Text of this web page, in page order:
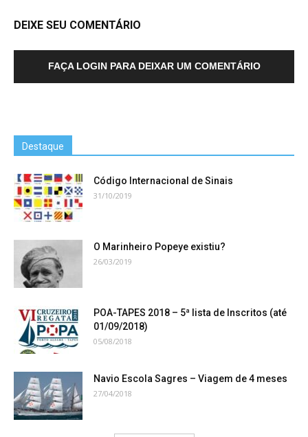
DEIXE SEU COMENTÁRIO
FAÇA LOGIN PARA DEIXAR UM COMENTÁRIO
Destaque
Código Internacional de Sinais
31/10/2019
O Marinheiro Popeye existiu?
26/03/2019
POA-TAPES 2018 – 5ª lista de Inscritos (até
01/09/2018)
05/08/2018
Navio Escola Sagres – Viagem de 4 meses
27/04/2018